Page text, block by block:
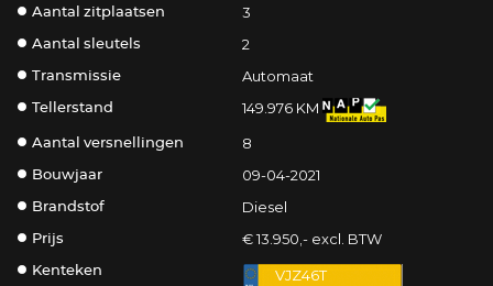
Aantal zitplaatsen 3
Aantal sleutels 2
Transmissie Automaat
Tellerstand 149.976 KM
Aantal versnellingen 8
Bouwjaar 09-04-2021
Brandstof Diesel
Prijs € 13.950,- excl. BTW
Kenteken VJZ46T